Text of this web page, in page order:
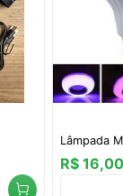
Lâmpada
R$ 16,00